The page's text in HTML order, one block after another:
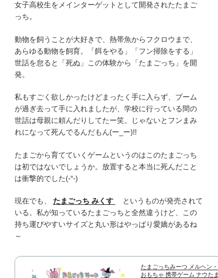
女子高校生をメインターゲットとして開発されたたまご
っち。
動物を飼うことが大好きで、熱帯魚からフクロウまで、
あらゆる動物を飼育。「餌をやる」「フン掃除をする」
世話を怠ると「死ぬ」この体験から「たまごっち」を開
発。
私もすごく欲しかったけどまったく手に入らず、ブーム
が過ぎ去って手に入れましたが、学校に行っている間の
世話は母親に頼んだりしてたー笑。じゃないとフンまみ
れになって死んでるんだもん(ー_ー)!!
たまごから育てていくゲームというのはこのたまごっち
は初ではないでしょうか。放置すると本当に死んだこと
は衝撃的でした(-“-)
現在でも、 たまごっち みくす
というものが発売されて
いる。私が知っているたまごっちと全然違うけど、この
持ち運びやすいサイズと丸い形はやっぱり愛嬌があるね
～
たまごっちみーつ メルヘン
おもちゃ 携帯ゲーム ナウた